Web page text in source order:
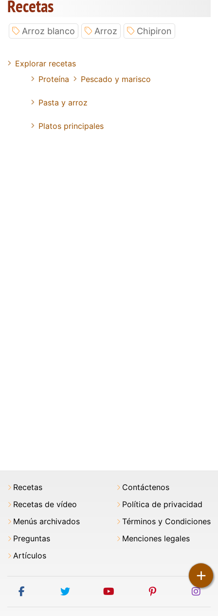
+
Recetas
Arroz blanco Arroz Chipiron
Explorar recetas
Proteína
Pescado y marisco
Pasta y arroz
Platos principales
Recetas
Recetas de vídeo
Menús archivados
Preguntas
Artículos
Contáctenos
Política de privacidad
Términos y Condiciones
Menciones legales
facebook twitter youtube pinterest